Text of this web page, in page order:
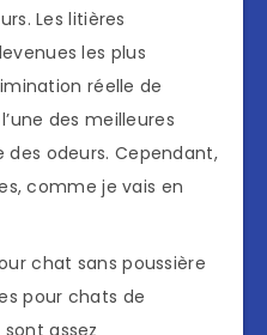
Les litières
les plus
réelle de
des meilleures
odeurs. Cependant,
comme je vais en
chat sans poussière
pour chats de